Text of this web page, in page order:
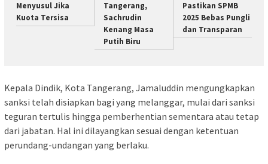
Menyusul Jika
Kuota Tersisa
Tangerang,
Sachrudin
Kenang Masa
Putih Biru
Pastikan SPMB
2025 Bebas Pungli
dan Transparan
Kepala Dindik, Kota Tangerang, Jamaluddin mengungkapkan
sanksi telah disiapkan bagi yang melanggar, mulai dari sanksi
teguran tertulis hingga pemberhentian sementara atau tetap
dari jabatan. Hal ini dilayangkan sesuai dengan ketentuan
perundang-undangan yang berlaku.